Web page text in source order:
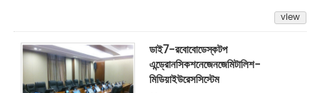
view
ডাই7-রবোবোডেস্কটপ
এন্ড্রোনসিকশনেজেনজেমিটালিশ-
মিডিয়াইউরেসসিস্টেম